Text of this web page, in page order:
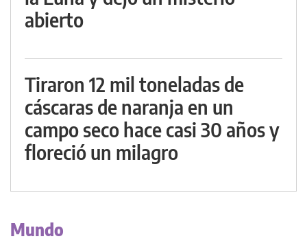
abierto
Tiraron 12 mil toneladas de
cáscaras de naranja en un
campo seco hace casi 30 años y
floreció un milagro
Mundo